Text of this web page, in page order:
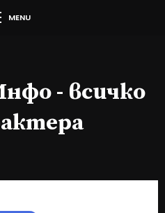
MENU
- всичко